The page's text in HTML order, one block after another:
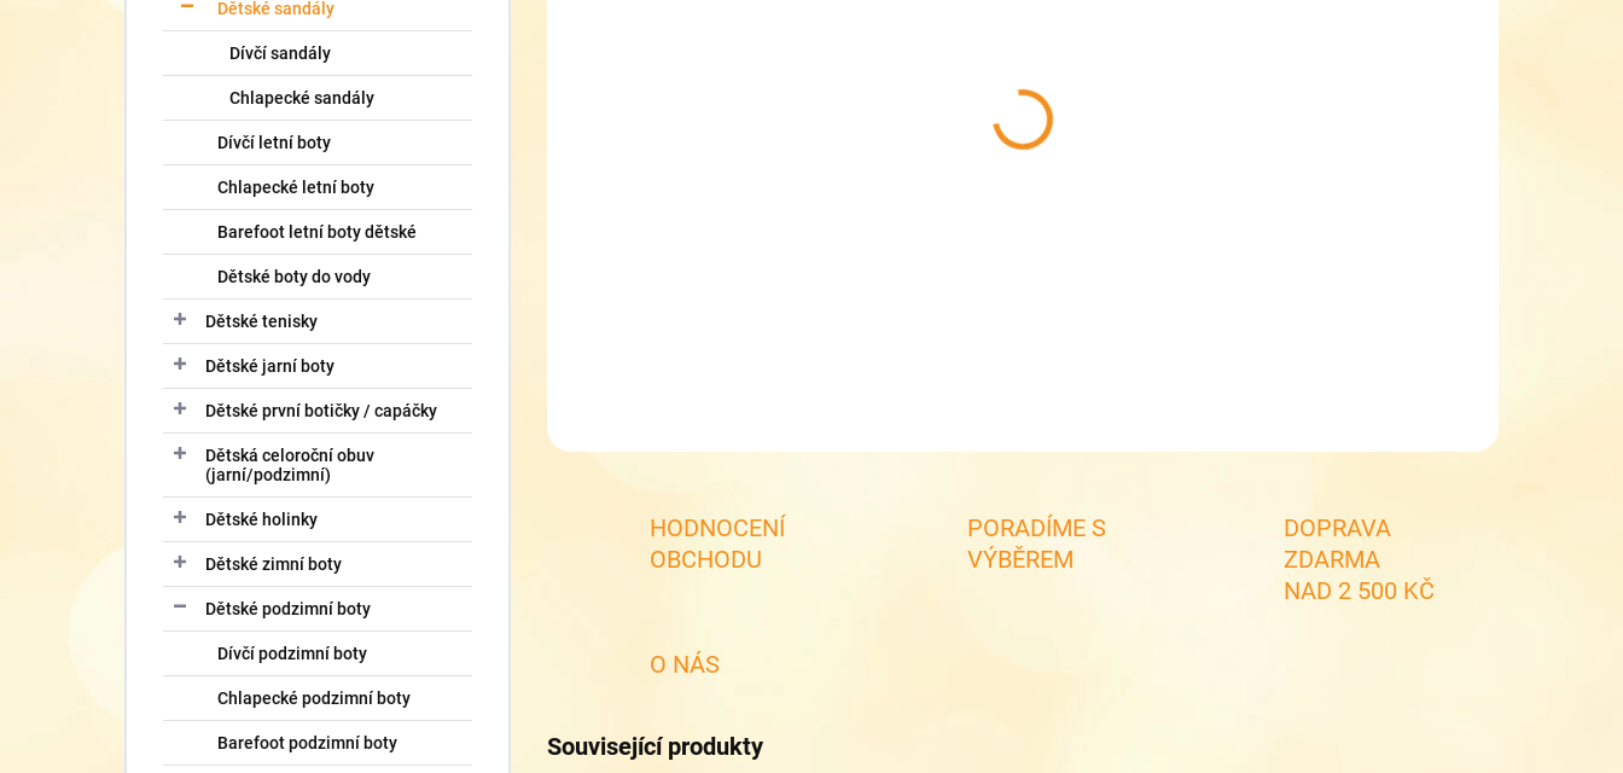
Dětské sandály
Dívčí sandály
Chlapecké sandály
Dívčí letní boty
Chlapecké letní boty
Barefoot letní boty dětské
Dětské boty do vody
Dětské tenisky
Dětské jarní boty
Dětské první botičky / capáčky
Dětská celoroční obuv
(jarní/podzimní)
Dětské holinky
Dětské zimní boty
Dětské podzimní boty
Dívčí podzimní boty
Chlapecké podzimní boty
Barefoot podzimní boty
HODNOCENÍ
OBCHODU
PORADÍME S
VÝBĚREM
DOPRAVA
ZDARMA
NAD 2 500 KČ
O NÁS
Související produkty